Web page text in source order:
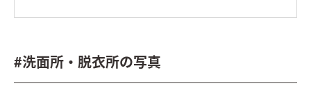
#洗面所・脱衣所の写真